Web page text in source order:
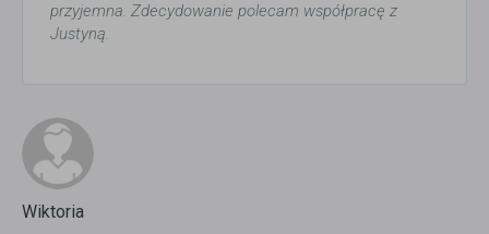
przyjemna. Zdecydowanie polecam współpracę z
Justyną.
Wiktoria